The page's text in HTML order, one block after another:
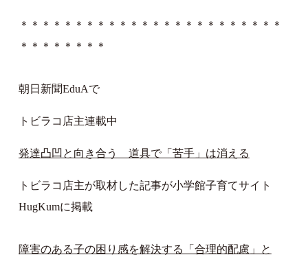
＊＊＊＊＊＊＊＊＊＊＊＊＊＊＊＊＊＊＊＊＊＊＊＊
＊＊＊＊＊＊＊＊
朝日新聞EduAで
トビラコ店主連載中
発達凸凹と向き合う 道具で「苦手」は消える
トビラコ店主が取材した記事が小学館子育てサイト
HugKumに掲載
障害のある子の困り感を解決する「合理的配慮」と